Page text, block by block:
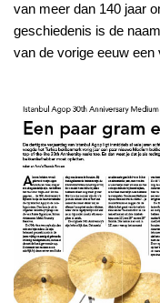
van meer dan 140 jaar
geschiedenis is de
van de vorige eeuw een